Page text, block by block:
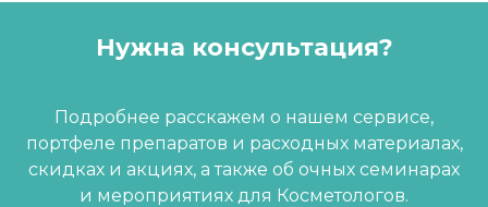
Нужна консультация?
Подробнее расскажем о нашем сервисе,
портфеле препаратов и расходных материалах,
скидках и акциях, а также об очных семинарах
и мероприятиях для Косметологов.